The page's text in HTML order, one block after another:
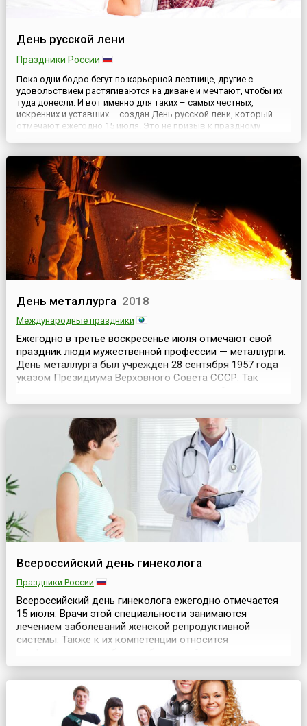
День русской лени
Праздники России
Пока одни бодро бегут по карьерной лестнице, другие с
удовольствием растягиваются на диване и мечтают, чтобы их
туда донесли. И вот именно для таких – самых честных,
искренних и уставших – создан День русской лени, который
отмечают ежегодно 15 июля. Это не призыв к праздному
расстановко...
День металлурга 2018
Международные праздники
Ежегодно в третье воскресенье июля отмечают свой
праздник люди мужественной профессии — металлурги.
День металлурга был учрежден 28 сентября 1957 года
указом Президиума Верховного Совета СССР. Так
заслуги отечественной металлургии в годы Великой
Отечественной войны, а также в период восстановления
экономики страны в послевоенные годы.День металлу...
Всероссийский день гинеколога
Праздники России
Всероссийский день гинеколога ежегодно отмечается
15 июля. Врачи этой специальности занимаются
лечением заболеваний женской репродуктивной
системы. Также к их компетенции относится
беременности. Гинекология как отрасль медицины в
России стала развиваться при Петре I. Среди его
многочисленных указов есть и связанные с
регламентированием деятельности п...